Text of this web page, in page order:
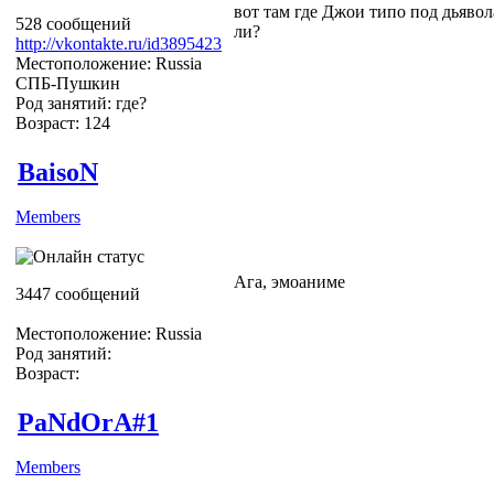
528 сообщений
http://vkontakte.ru/id3895423
Местоположение: Russia
СПБ-Пушкин
Род занятий: где?
Возраст: 124
вот там где Джои типо под
ли?
BaisoN
Members
3447 сообщений
Местоположение: Russia
Род занятий:
Возраст:
Ага, эмоаниме
PaNdOrA#1
Members